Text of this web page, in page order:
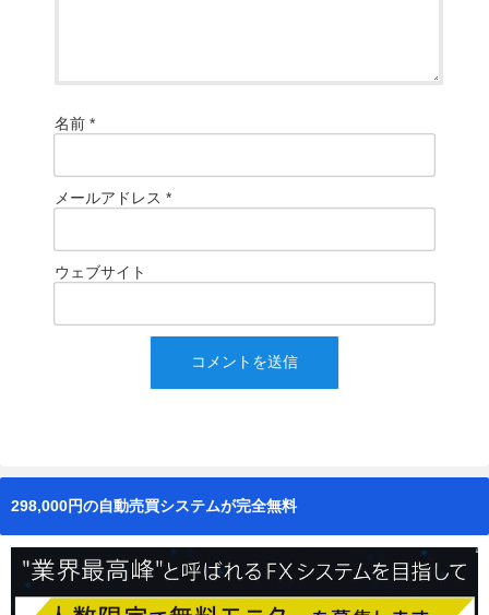
名前 *
メールアドレス *
ウェブサイト
298,000円の自動売買システムが完全無料